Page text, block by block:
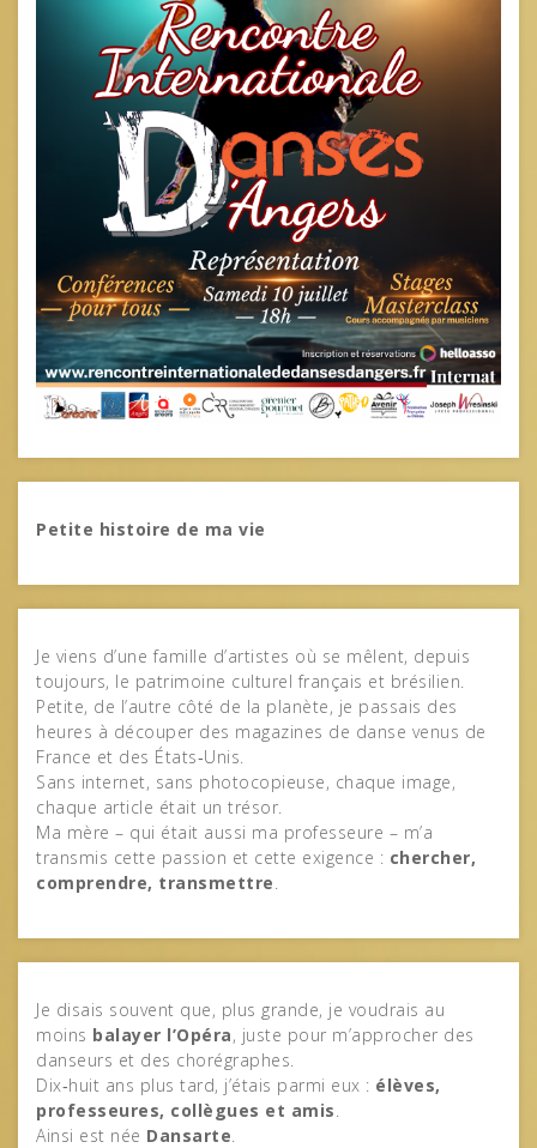
Petite histoire de ma vie
Je viens d’une famille d’artistes où se mêlent, depuis
toujours, le patrimoine culturel français et brésilien.
Petite, de l’autre côté de la planète, je passais des
heures à découper des magazines de danse venus de
France et des États‑Unis.
Sans internet, sans photocopieuse, chaque image,
chaque article était un trésor.
Ma mère – qui était aussi ma professeure – m’a
transmis cette passion et cette exigence : chercher,
comprendre, transmettre.
Je disais souvent que, plus grande, je voudrais au
moins balayer l’Opéra, juste pour m’approcher des
danseurs et des chorégraphes.
Dix‑huit ans plus tard, j’étais parmi eux : élèves,
professeures, collègues et amis.
Ainsi est née Dansarte.